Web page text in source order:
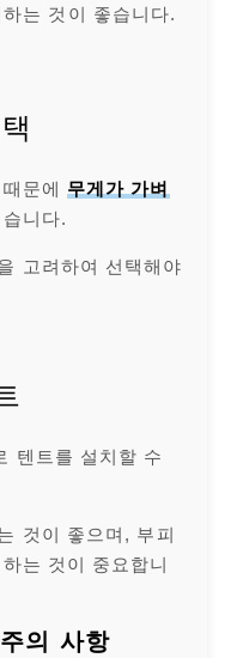
는 것이 좋습니다.
문에 무게가 가벼
니다.
고려하여 선택해야
텐트를 설치할 수
것이 좋으며, 부피
는 것이 중요합니
의 사항